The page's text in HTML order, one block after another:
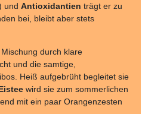
und Antioxidantien trägt er zu
bei, bleibt aber stets
durch klare
und die samtige,
Heiß aufgebrüht begleitet sie
wird sie zum sommerlichen
mit ein paar Orangenzesten